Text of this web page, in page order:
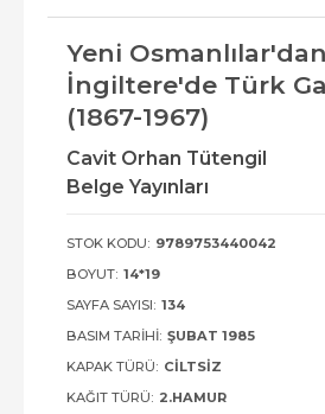
Yeni
İngiltere'de Türk
(1867-1967)
Cavit Orhan Tütengil
Belge Yayınları
STOK KODU: 9789753440042
BOYUT: 14*19
SAYFA SAYISI: 134
BASIM TARIHI: ŞUBAT 1985
KAPAK TÜRÜ: CILTSIZ
KAĞIT TÜRÜ: 2.HAMUR